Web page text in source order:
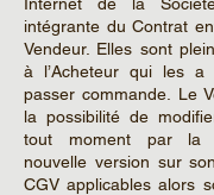
intégrante du Contrat
Vendeur. Elles sont
à l’Acheteur qui les a
passer commande. Le
la possibilité de
tout moment par la
nouvelle version sur
CGV applicables alors